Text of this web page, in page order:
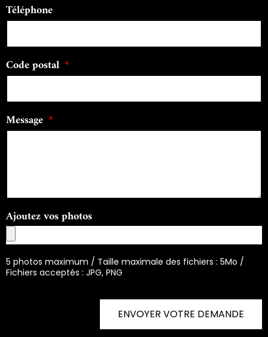
Téléphone
Code postal
Message
Ajoutez vos photos
5 photos maximum / Taille maximale des fichiers : 5Mo /
Fichiers acceptés : JPG, PNG
ENVOYER VOTRE DEMANDE